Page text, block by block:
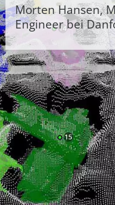
Morten Hansen,
Engineer bei